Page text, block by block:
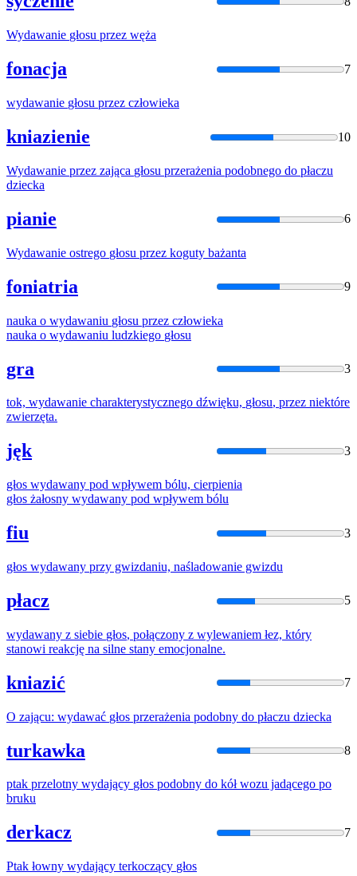
Wydawanie głosu przez węża
fonacja 7
wydawanie głosu przez człowieka
kniazienie 10
Wydawanie przez zająca głosu przerażenia podobnego do płaczu
dziecka
pianie 6
Wydawanie ostrego głosu przez koguty bażanta
foniatria 9
nauka o wydawaniu głosu przez człowieka
nauka o wydawaniu ludzkiego głosu
gra 3
tok, wydawanie charakterystycznego dźwięku, głosu, przez niektóre
zwierzęta.
jęk 3
głos wydawany pod wpływem bólu, cierpienia
głos żałosny wydawany pod wpływem bólu
fiu 3
głos wydawany przy gwizdaniu, naśladowanie gwizdu
płacz 5
wydawany z siebie głos, połączony z wylewaniem łez, który
stanowi reakcję na silne stany emocjonalne.
kniazić 7
O zającu: wydawać głos przerażenia podobny do płaczu dziecka
turkawka 8
ptak przelotny wydający głos podobny do kół wozu jadącego po
bruku
derkacz 7
Ptak łowny wydający terkoczący głos